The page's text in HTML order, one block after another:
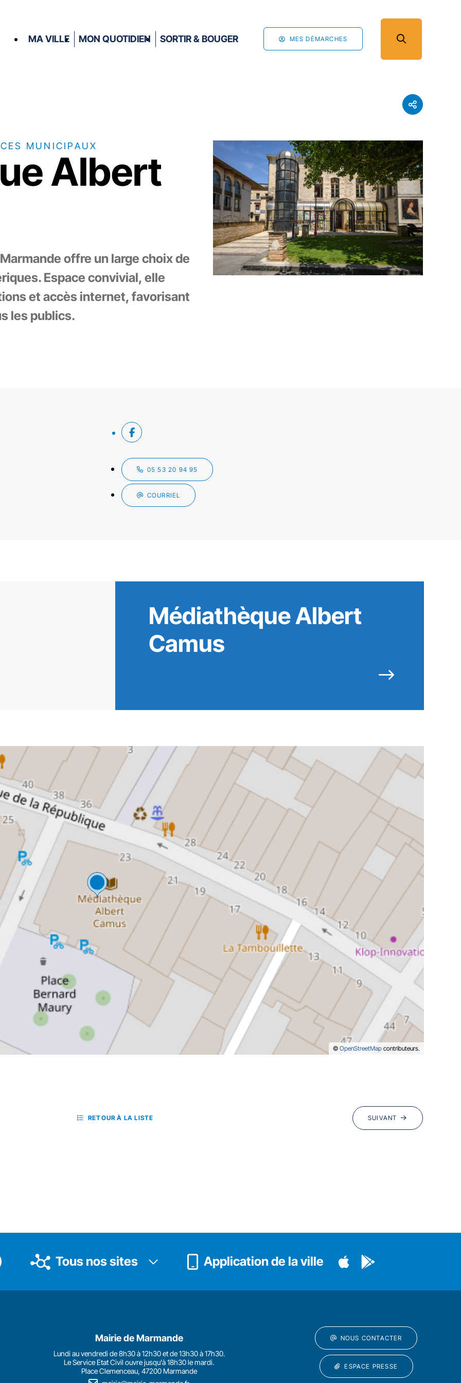
MA VILLE MON QUOTIDIEN SORTIR & BOUGER MES DÉMARCHES
MUNICIPAUX
Albert
offre un large choix de
Espace convivial, elle
et accès internet, favorisant
les publics.
05 53 20 94 95
COURRIEL
Médiathèque Albert
Camus
© OpenStreetMap contributeurs.
RETOUR À LA LISTE SUIVANT
Tous nos sites Application de la ville
Mairie de Marmande
Lundi au vendredi de 8h30 à 12h30 et de 13h30 à 17h30.
Le Service Etat Civil ouvre jusqu'à 18h30 le mardi.
Place Clemenceau, 47200 Marmande
NOUS CONTACTER
ESPACE PRESSE